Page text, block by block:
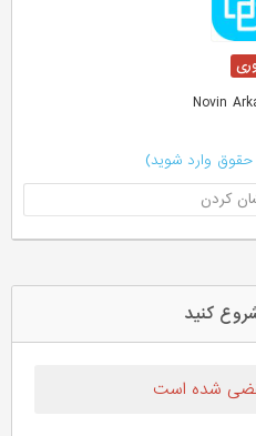
وارد شوید)
کردن
کنید
شده است